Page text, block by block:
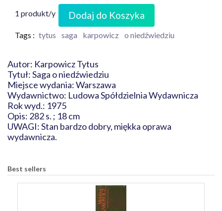
1 produkt/y Dodaj do Koszyka
Tags : tytus saga karpowicz o niedźwiedziu
Autor: Karpowicz Tytus
Tytuł: Saga o niedźwiedziu
Miejsce wydania: Warszawa
Wydawnictwo: Ludowa Spółdzielnia Wydawnicza
Rok wyd.: 1975
Opis: 282 s. ; 18 cm
UWAGI: Stan bardzo dobry, miękka oprawa
wydawnicza.
Best sellers